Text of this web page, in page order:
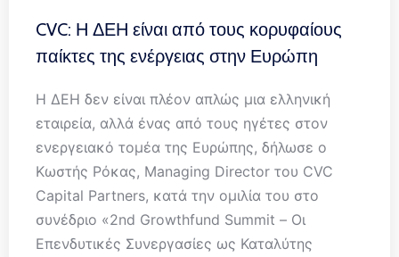
CVC: Η ΔΕΗ είναι από τους κορυφαίους
παίκτες της ενέργειας στην Ευρώπη
Η ΔΕΗ δεν είναι πλέον απλώς μια ελληνική
εταιρεία, αλλά ένας από τους ηγέτες στον
ενεργειακό τομέα της Ευρώπης, δήλωσε ο
Κωστής Ρόκας, Managing Director του CVC
Capital Partners, κατά την ομιλία του στο
συνέδριο «2nd Growthfund Summit – Οι
Επενδυτικές Συνεργασίες ως Καταλύτης